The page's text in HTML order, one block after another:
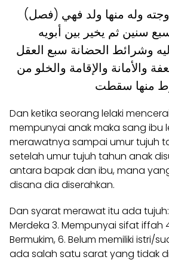
(فصل) وإذا فارق الرجل زوجته وله منها ولد فهي
سنين ثم يخير بين أبويه
وشرائط الحضانة سبع العقل
والأمانة والإقامة والخلو من
Dan ketika seorang lelaki
mempunyai anak maka sang ibu
merawatnya sampai umur tujuh
setelah umur tujuh tahun anak
antara bapak dan ibu, mana
disana dia diserahkan.
Dan syarat merawat itu ada tujuh:
Merdeka 3. Mempunyai sifat iffah
Bermukim, 6. Belum memiliki istri/
ada salah satu sarat yang tidak